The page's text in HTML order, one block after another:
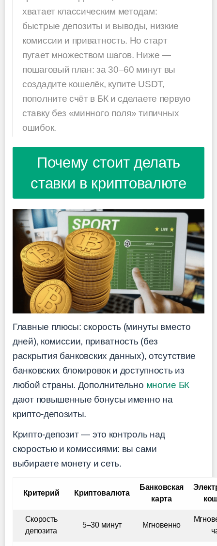
хватает классическим методам:
быстрые депозиты и выводы, низкие
комиссии и приватность. Но старт
пугает множеством шагов. Ниже —
пошаговый план: за 30–60 минут вы
создадите кошелёк, купите USDT,
пополните счёт в БК и сделаете первую
ставку без «минного поля» типичных
ошибок.
Почему стоит делать
ставки в криптовалюте
Главные плюсы: скорость (минуты вместо
дней), комиссии, приватность (без
раскрытия банковских данных), отсутствие
банковских блокировок и доступность из
любой страны. Дополнительно многие БК
дают повышенные бонусы именно на
крипто-депозиты.
Крипто-депозит — это контроль над
скоростью и комиссиями: вы сами
выбираете монету и сеть.
Критерий Криптовалюта
Банковская
карта
Скорость
депозита
5–30 минут Мгновенно